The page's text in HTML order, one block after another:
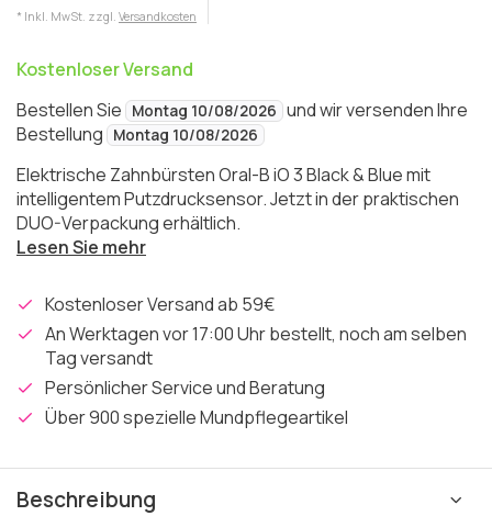
* Inkl. MwSt. zzgl. Versandkosten
Kostenloser Versand
Bestellen Sie
Montag 10/08/2026 und wir versenden Ihre
Bestellung
Montag 10/08/2026
Elektrische Zahnbürsten Oral-B iO 3 Black & Blue mit
intelligentem Putzdrucksensor. Jetzt in der praktischen
DUO-Verpackung erhältlich.
Lesen Sie mehr
Kostenloser Versand ab 59€
An Werktagen vor 17:00 Uhr bestellt, noch am selben
Tag versandt
Persönlicher Service und Beratung
Über 900 spezielle Mundpflegeartikel
Beschreibung